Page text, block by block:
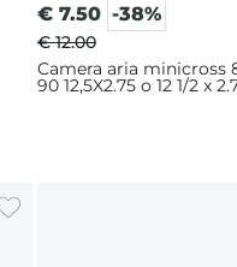
€ 7.50 -38%
€ 12.00
Camera aria minicross
90 12,5X2.75 o 12 1/2 x